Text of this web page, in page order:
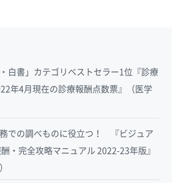
・白書」カテゴリベストセラー1位『診療
年4月現在の診療報酬点数票』（医学
での調べものに役立つ！ 『ビジュア
・完全攻略マニュアル 2022-23年版』